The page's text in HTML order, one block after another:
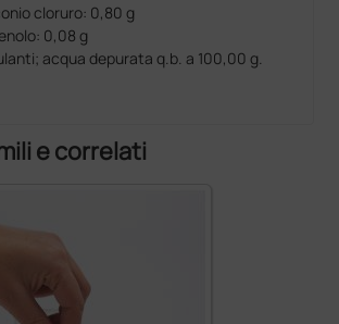
cloruro: 0,80 g
0,08 g
acqua depurata q.b. a 100,00 g.
e correlati